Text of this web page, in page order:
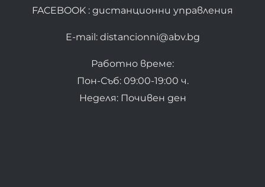
FACEBOOK : дистанционни управления
E-mail: distancionni@abv.bg
Работно време:
Пон-Съб: 09:00-19:00 ч.
Неделя: Почивен ден